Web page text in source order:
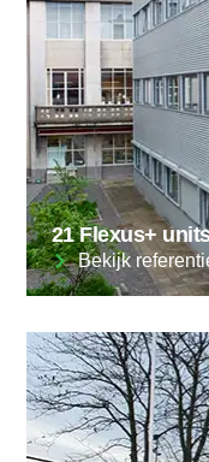
21 Flexus+
Bekijk